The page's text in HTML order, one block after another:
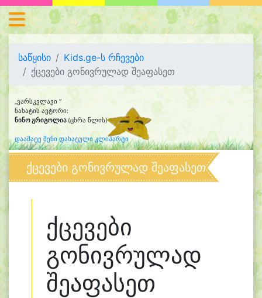
საწყისი
Kids.ge-ს რჩევები
ქცევები გონივრულად შეაფასეთ
„ვარსკვლავი “
ნახატის ავტორი:
ნინო გრიგოლია (ცხრა წლის)
დაამატე შენი დახატული კლიპარტი
ქცევები გონივრულად შეაფასეთ
ქცევები
გონივრულად
შეაფასეთ